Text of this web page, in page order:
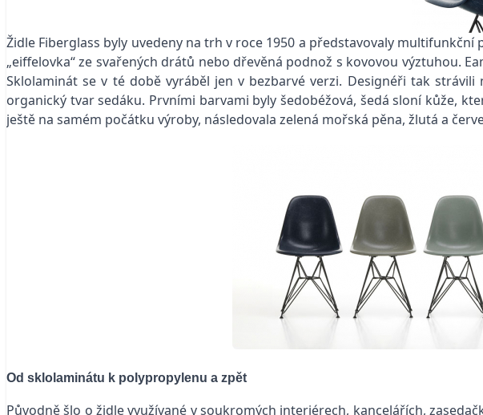
Židle Fiberglass byly uvedeny na trh v roce 1950 a představovaly
„eiffelovka“ ze svařených drátů nebo dřevěná podnož s kovovou výztuhou.
Sklolaminát se v té době vyráběl jen v bezbarvé verzi. Designéři tak
organický tvar sedáku. Prvními barvami byly šedobéžová, šedá sloní kůže,
ještě na samém počátku výroby, následovala zelená mořská pěna, žlutá a
Od sklolaminátu k polypropylenu a zpět
Původně šlo o židle využívané v soukromých interiérech, kancelářích,